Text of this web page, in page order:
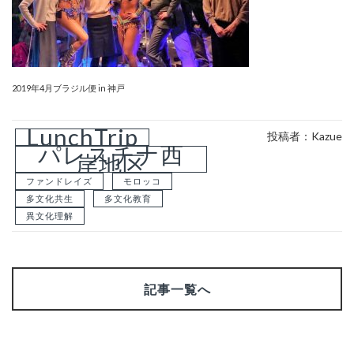
2019年4月ブラジル便 in 神戸
LunchTrip
パレスチナ西
岸地区
ファンドレイズ
モロッコ
多文化共生
多文化教育
異文化理解
投稿者：Kazue
記事一覧へ